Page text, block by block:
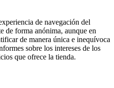
de navegación del
de forma anónima, aunque en
de manera única e inequívoca
sobre los intereses de los
que ofrece la tienda.